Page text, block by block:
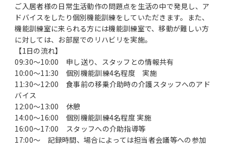
ご入居者様の日常生活動作の問題点を生活の中で発見し、ア
ドバイスをしたり個別機能訓練をしていただきます。また、
機能訓練室に来られる方には機能訓練室で、移動が難しい方
に対しては、お部屋でのリハビリを実施。
【1日の流れ】
09:30～10:00 申し送り、スタッフとの情報共有
10:00～11:30 個別機能訓練4名程度 実施
11:30～12:00 食事前の移乗介助時の介護スタッフへのアド
バイス
12:00～13:00 休憩
14:00～16:00 個別機能訓練4名程度 実施
16:00～17:00 スタッフへの介助指導等
17:00～ 記録時間、場合によっては担当者会議等への参加